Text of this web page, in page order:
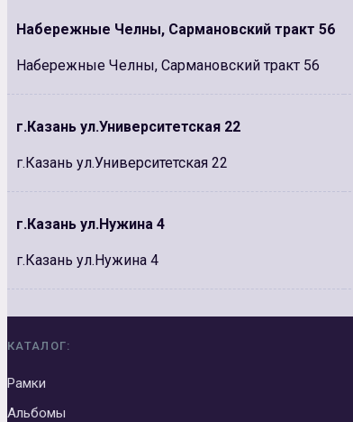
Набережные Челны, Сармановский тракт 56
Набережные Челны, Сармановский тракт 56
г.Казань ул.Университетская 22
г.Казань ул.Университетская 22
г.Казань ул.Нужина 4
г.Казань ул.Нужина 4
КАТАЛОГ:
Рамки
Альбомы